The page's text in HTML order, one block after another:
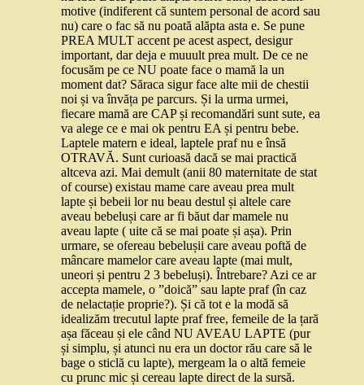
motive (indiferent că suntem personal de acord sau
nu) care o fac să nu poată alăpta asta e. Se pune
PREA MULT accent pe acest aspect, desigur
important, dar deja e muuult prea mult. De ce ne
focusăm pe ce NU poate face o mamă la un
moment dat? Săraca sigur face alte mii de chestii
noi și va învăța pe parcurs. Și la urma urmei,
fiecare mamă are CAP și recomandări sunt sute, ea
va alege ce e mai ok pentru EA și pentru bebe.
Laptele matern e ideal, laptele praf nu e însă
OTRAVĂ. Sunt curioasă dacă se mai practică
altceva azi. Mai demult (anii 80 maternitate de stat
of course) existau mame care aveau prea mult
lapte și bebeii lor nu beau destul și altele care
aveau bebeluși care ar fi băut dar mamele nu
aveau lapte ( uite că se mai poate și așa). Prin
urmare, se ofereau bebelușii care aveau poftă de
mâncare mamelor care aveau lapte (mai mult,
uneori și pentru 2 3 bebeluși). Întrebare? Azi ce ar
accepta mamele, o ”doică” sau lapte praf (în caz
de nelactație proprie?). Și că tot e la modă să
idealizăm trecutul lapte praf free, femeile de la țară
așa făceau și ele când NU AVEAU LAPTE (pur
și simplu, și atunci nu era un doctor rău care să le
bage o sticlă cu lapte), mergeam la o altă femeie
cu prunc mic și cereau lapte direct de la sursă.